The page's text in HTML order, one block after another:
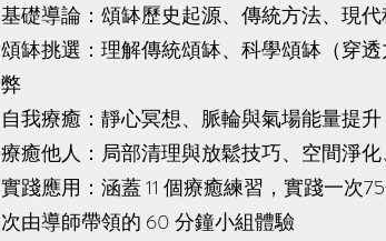
基礎導論：頌缽歷史起源、傳統方法、現
頌缽挑選：理解傳統頌缽、科學頌缽（穿
弊
自我療癒：靜心冥想、脈輪與氣場能量提升
療癒他人：局部清理與放鬆技巧、空間淨
實踐應用：涵蓋 11 個療癒練習，實踐一次
次由導師帶領的 60 分鐘小組體驗